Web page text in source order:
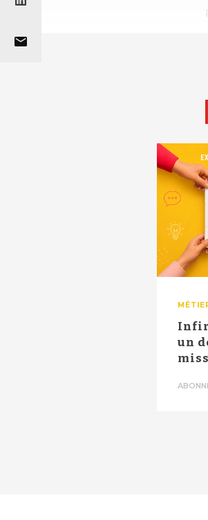
un